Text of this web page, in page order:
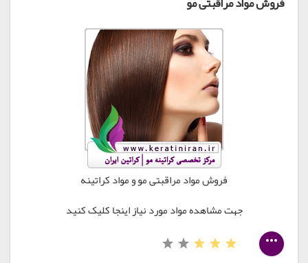
فروش مواد مراقبتی مو و مواد کراتینه
جهت مشاهده مواد مورد نیاز اینجا کلیک کنید